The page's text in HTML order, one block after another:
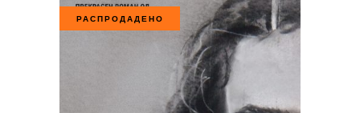
РАСПРОДАДЕНО